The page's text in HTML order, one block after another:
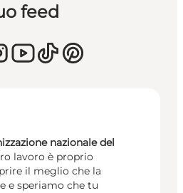
feed
nazionale del
lavoro è proprio
il meglio che la
e speriamo che tu